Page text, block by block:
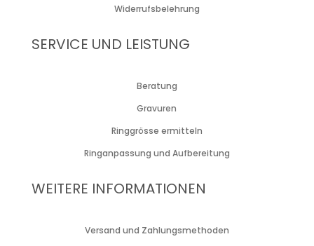
Widerrufsbelehrung
SERVICE UND LEISTUNG
Beratung
Gravuren
Ringgrösse ermitteln
Ringanpassung und Aufbereitung
WEITERE INFORMATIONEN
Versand und Zahlungsmethoden